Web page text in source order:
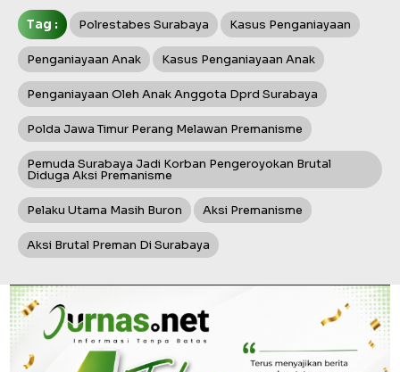
Tag : Polrestabes Surabaya Kasus Penganiayaan
Penganiayaan Anak Kasus Penganiayaan Anak
Penganiayaan Oleh Anak Anggota Dprd Surabaya
Polda Jawa Timur Perang Melawan Premanisme
Pemuda Surabaya Jadi Korban Pengeroyokan Brutal
Diduga Aksi Premanisme
Pelaku Utama Masih Buron Aksi Premanisme
Aksi Brutal Preman Di Surabaya